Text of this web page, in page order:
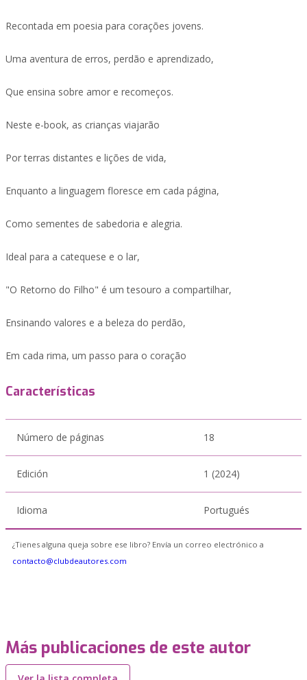
Recontada em poesia para corações jovens.
Uma aventura de erros, perdão e aprendizado,
Que ensina sobre amor e recomeços.
Neste e-book, as crianças viajarão
Por terras distantes e lições de vida,
Enquanto a linguagem floresce em cada página,
Como sementes de sabedoria e alegria.
Ideal para a catequese e o lar,
"O Retorno do Filho" é um tesouro a compartilhar,
Ensinando valores e a beleza do perdão,
Em cada rima, um passo para o coração
Características
Número de páginas 18
Edición 1 (2024)
Idioma Portugués
¿Tienes alguna queja sobre ese libro? Envía un correo electrónico a
contacto@clubdeautores.com
Más publicaciones de este autor